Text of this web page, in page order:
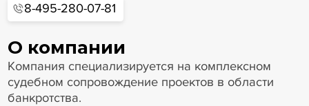
8-495-280-07-81
О компании
Компания специализируется на комплексном
судебном сопровождение проектов в области
банкротства.